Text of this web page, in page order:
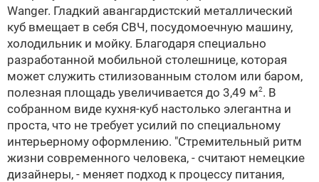
Wanger. Гладкий авангардистский металлический
куб вмещает в себя СВЧ, посудомоечную машину,
холодильник и мойку. Благодаря специально
разработанной мобильной столешнице, которая
может служить стилизованным столом или баром,
полезная площадь увеличивается до 3,49 м2. В
собранном виде кухня-куб настолько элегантна и
проста, что не требует усилий по специальному
интерьерному оформлению. "Стремительный ритм
жизни современного человека, - считают немецкие
дизайнеры, - меняет подход к процессу питания,